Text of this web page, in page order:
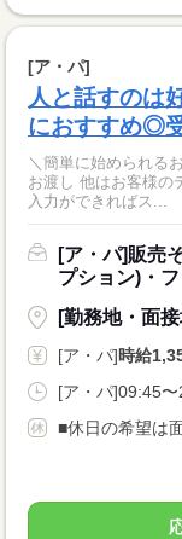
[ア・パ]
人と話すのは
におすすめ◎
＼簡単に始められる
お渡し 他はお客様の
入力ができればス...
[ア・パ]販売
プション)・
[勤務地・面
[ア・パ]時給
[ア・パ]09:45